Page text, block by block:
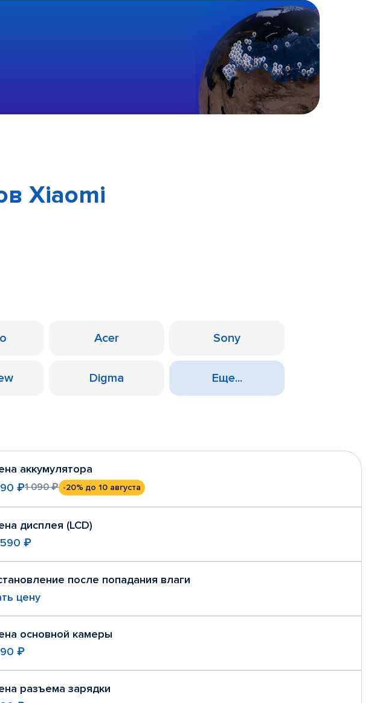
Xiaomi
Acer Sony
Digma Еще...
аккумулятора
₽1 090 ₽ -20% до 10 августа
дисплея (LCD)
590 ₽
после попадания влаги
цену
основной камеры
₽
разъема зарядки